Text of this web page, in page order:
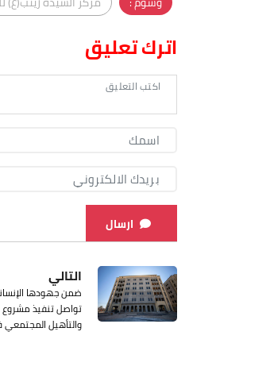
اترك تعليق
ارسال
التالي
ضمن جهودها
تواصل تنفيذ مشروع
والتأهيل المجتمعي